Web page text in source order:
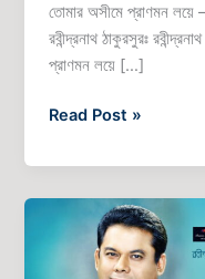
তোমার অসীমে প্রাণমন লয়ে
রবীন্দ্রনাথ ঠাকুরসুরঃ
প্রাণমন লয়ে […]
Read Post »
পাওয়ার